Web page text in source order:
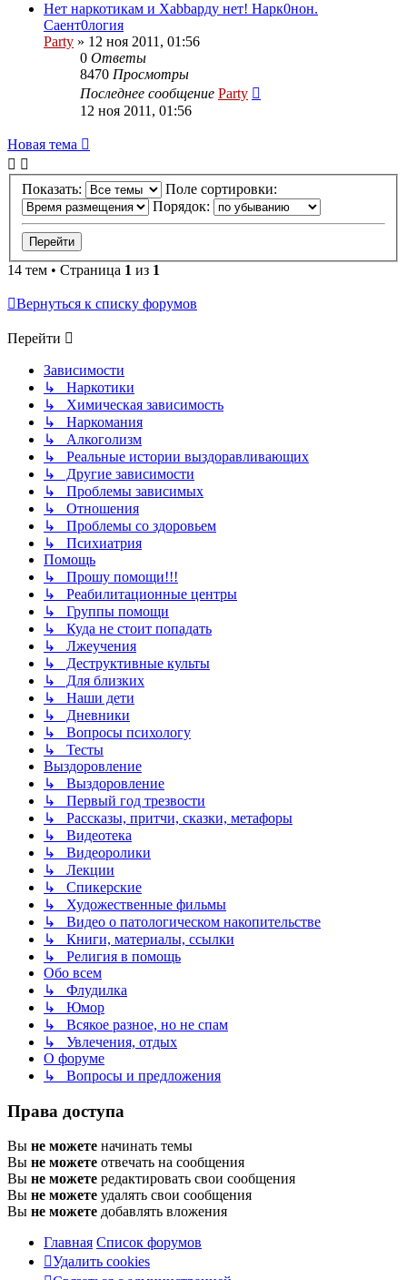
Нет наркотикам и Хаbbарду нет! Нарк0нон.
Саент0логия
Party » 12 ноя 2011, 01:56
0 Ответы
8470 Просмотры
Последнее сообщение Party
12 ноя 2011, 01:56
Новая
тема
Новая тема
Показать:
Поле сортировки:
Порядок:
14 тем • Страница 1 из 1
Вернуться к списку форумов
Перейти
Зависимости
↳ Наркотики
↳ Химическая зависимость
↳ Наркомания
↳ Алкоголизм
↳ Реальные истории выздоравливающих
↳ Другие зависимости
↳ Проблемы зависимых
↳ Отношения
↳ Проблемы со здоровьем
↳ Психиатрия
Помощь
↳ Прошу помощи!!!
↳ Реабилитационные центры
↳ Группы помощи
↳ Куда не стоит попадать
↳ Лжеучения
↳ Деструктивные культы
↳ Для близких
↳ Наши дети
↳ Дневники
↳ Вопросы психологу
↳ Тесты
Выздоровление
↳ Выздоровление
↳ Первый год трезвости
↳ Рассказы, притчи, сказки, метафоры
↳ Видеотека
↳ Видеоролики
↳ Лекции
↳ Спикерские
↳ Художественные фильмы
↳ Видео о патологическом накопительстве
↳ Книги, материалы, ссылки
↳ Религия в помощь
Обо всем
↳ Флудилка
↳ Юмор
↳ Всякое разное, но не спам
↳ Увлечения, отдых
О форуме
↳ Вопросы и предложения
Права доступа
Вы не можете начинать темы
Вы не можете отвечать на сообщения
Вы не можете редактировать свои сообщения
Вы не можете удалять свои сообщения
Вы не можете добавлять вложения
Главная Список форумов
Удалить cookies